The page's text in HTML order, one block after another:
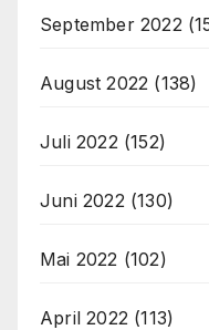
September 2022
August 2022 (138)
Juli 2022 (152)
Juni 2022 (130)
Mai 2022 (102)
April 2022 (113)